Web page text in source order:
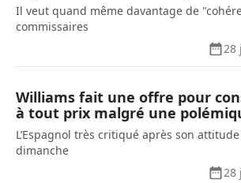
Il veut quand même davantage de
commissaires
28
Williams fait une offre pour
à tout prix malgré une
L’Espagnol très critiqué après son
dimanche
28